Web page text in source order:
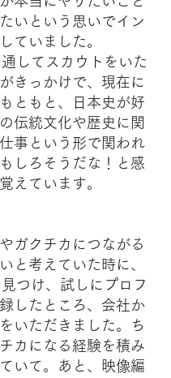
いという思いでイン
ていました。
してスカウトをいた
きっかけで、現在に
ともと、日本史が好
伝統文化や歴史に関
事という形で関われ
しろそうだな！と感
えています。
ガクチカにつながる
と考えていた時に、
つけ、試しにプロフ
したところ、会社か
いただきました。ち
カになる経験を積み
いて。あと、映像編